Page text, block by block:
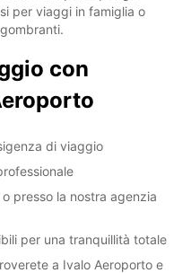
per viaggi in famiglia o
con
di viaggio
presso la nostra agenzia
per una tranquillità totale
a Ivalo Aeroporto e